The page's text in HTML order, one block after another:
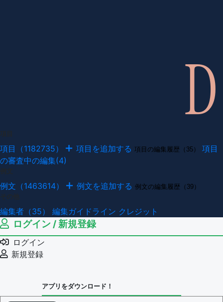
項目（1182735） 項目を追加する 項目の編集履歴（35）
項目
の審査中の編集(4)
例文（1463614） 例文を追加する 例文の編集履歴（39）
編集者（35） 編集ガイドライン クレジット
ログイン / 新規登録
ログイン
新規登録
アプリをダウンロード！